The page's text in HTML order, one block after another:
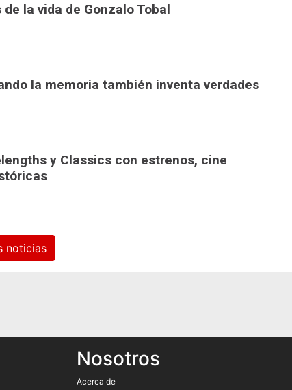
la vida de Gonzalo Tobal
la memoria también inventa verdades
y Classics con estrenos, cine
Ver más noticias
Nosotros
Acerca de